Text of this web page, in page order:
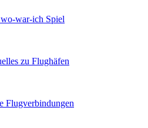
war-ich Spiel
zu Flughäfen
Flugverbindungen